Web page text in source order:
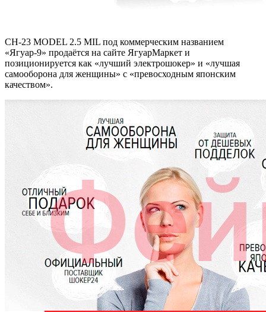
CH-23 MODEL 2.5 MIL под коммерческим названием
«Ягуар-9» продаётся на сайте ЯгуарМаркет и
позиционируется как «лучший электрошокер» и «лучшая
самооборона для женщины» с «превосходным японским
качеством».